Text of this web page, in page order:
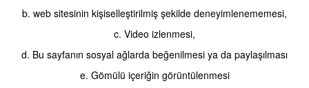
b. web sitesinin kişiselleştirilmiş şekilde deneyimlenememesi,
c. Video izlenmesi,
d. Bu sayfanın sosyal ağlarda beğenilmesi ya da paylaşılması
e. Gömülü içeriğin görüntülenmesi